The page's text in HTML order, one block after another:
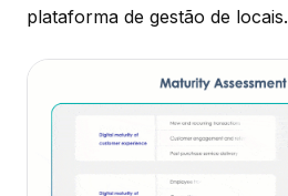
plataforma de gestão de locais.